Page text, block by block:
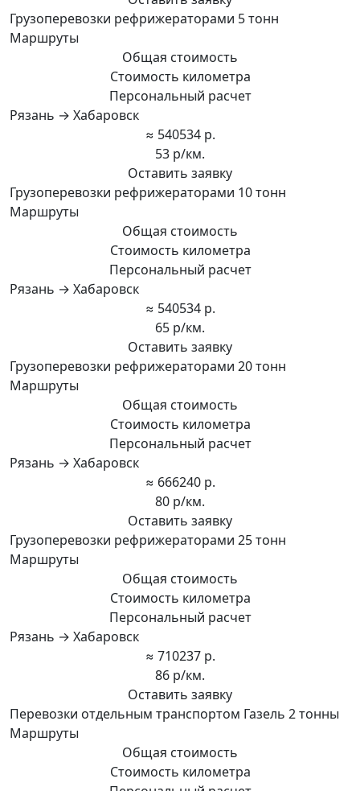
Грузоперевозки рефрижераторами 5 тонн
Маршруты
Общая стоимость
Стоимость километра
Персональный расчет
Рязань → Хабаровск
≈ 540534 р.
53 р/км.
Оставить заявку
Грузоперевозки рефрижераторами 10 тонн
Маршруты
Общая стоимость
Стоимость километра
Персональный расчет
Рязань → Хабаровск
≈ 540534 р.
65 р/км.
Оставить заявку
Грузоперевозки рефрижераторами 20 тонн
Маршруты
Общая стоимость
Стоимость километра
Персональный расчет
Рязань → Хабаровск
≈ 666240 р.
80 р/км.
Оставить заявку
Грузоперевозки рефрижераторами 25 тонн
Маршруты
Общая стоимость
Стоимость километра
Персональный расчет
Рязань → Хабаровск
≈ 710237 р.
86 р/км.
Оставить заявку
Перевозки отдельным транспортом Газель 2 тонны
Маршруты
Общая стоимость
Стоимость километра